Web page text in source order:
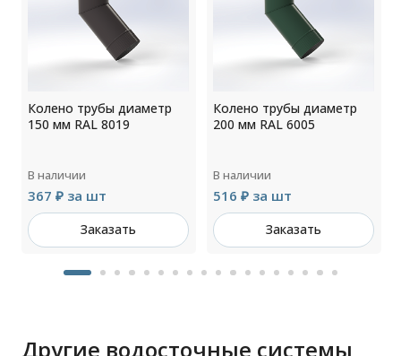
Колено трубы диаметр
150 мм RAL 8019
В наличии
367 ₽ за шт
Заказать
Колено трубы диаметр
200 мм RAL 6005
В наличии
516 ₽ за шт
Заказать
Другие водосточные системы